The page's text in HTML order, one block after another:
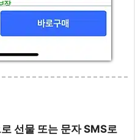
선물 또는 문자 SMS로